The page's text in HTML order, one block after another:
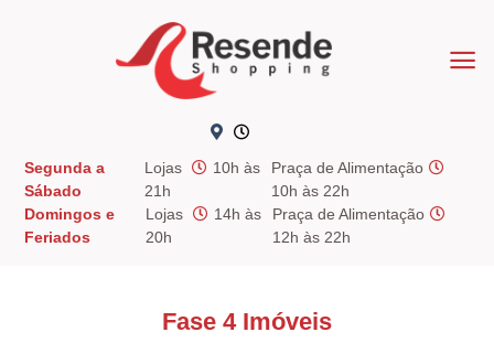
Segunda a
Sábado
Lojas
10h às
21h
Praça de Alimentação
10h às 22h
Domingos e
Feriados
Lojas
14h às
20h
Praça de Alimentação
12h às 22h
Fase 4 Imóveis